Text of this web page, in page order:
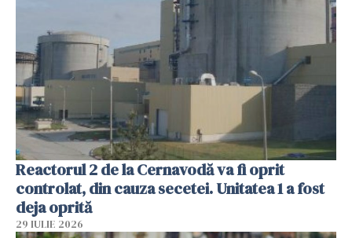
Reactorul 2 de la Cernavodă va fi oprit
controlat, din cauza secetei. Unitatea 1 a fost
deja oprită
29 IULIE 2026